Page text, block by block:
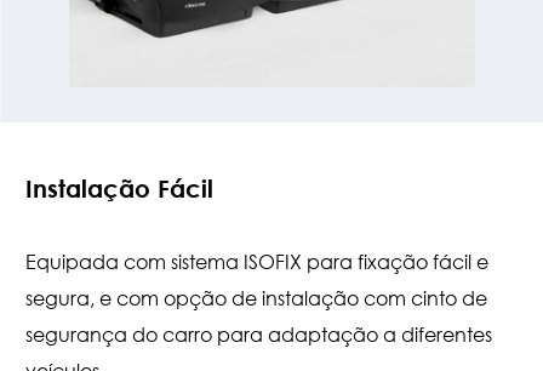
Instalação Fácil
Equipada com sistema ISOFIX para fixação fácil e
segura, e com opção de instalação com cinto de
segurança do carro para adaptação a diferentes